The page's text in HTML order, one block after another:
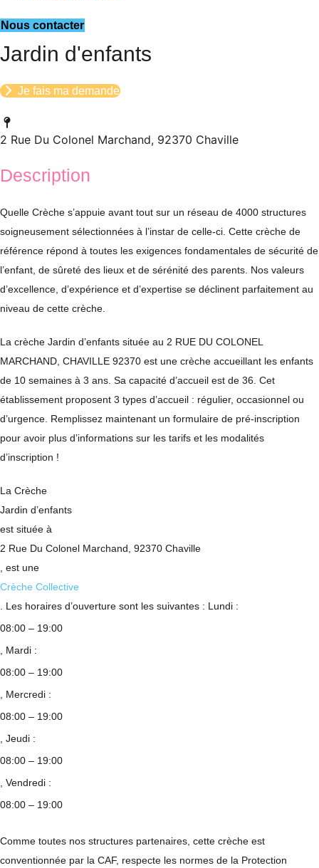
Nous contacter
Jardin d'enfants
Je fais ma demande
2 Rue Du Colonel Marchand, 92370 Chaville
Description
Quelle Crèche s’appuie avant tout sur un réseau de 4000 structures
soigneusement sélectionnées à l’instar de celle-ci. Cette crèche de
référence répond à toutes les exigences fondamentales de sécurité de
l’enfant, de sûreté des lieux et de sérénité des parents. Nos valeurs
d’excellence, d’expérience et d’expertise se déclinent parfaitement au
niveau de cette crèche.
La crèche Jardin d’enfants située au 2 RUE DU COLONEL
MARCHAND, CHAVILLE 92370 est une crèche accueillant les enfants
de 10 semaines à 3 ans. Sa capacité d’accueil est de 36. Cet
établissement proposent 3 types d’accueil : régulier, occasionnel ou
d’urgence. Remplissez maintenant un formulaire de pré-inscription
pour avoir plus d’informations sur les tarifs et les modalités
d’inscription !
La Crèche
Jardin d’enfants
est située à
2 Rue Du Colonel Marchand, 92370 Chaville
, est une
Crèche Collective
. Les horaires d’ouverture sont les suivantes : Lundi :
08:00 – 19:00
, Mardi :
08:00 – 19:00
, Mercredi :
08:00 – 19:00
, Jeudi :
08:00 – 19:00
, Vendredi :
08:00 – 19:00
Comme toutes nos structures partenaires, cette crèche est
conventionnée par la CAF, respecte les normes de la Protection